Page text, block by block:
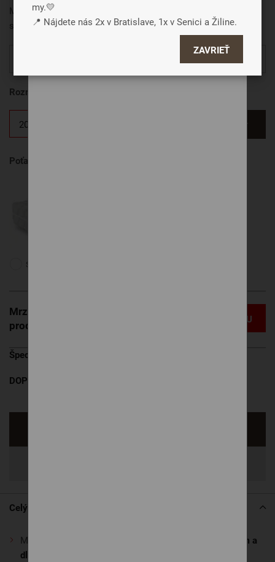
my.💛
📍 Nájdete nás 2x v Bratislave, 1x v Senici a Žiline.
ZAVRIEŤ
Matrac z dvoch pien rôznej tvrdosti na povrchu tvarovaný do
siedmich zón pre zvýšenie komfortu.
Rozmer matraca
Chcem vlastný rozmer
Poťah
SILK
Mrzí nás to, ale tento
produkt už nie je v ponuke.
MÁM OTÁZKU
Špecifikácia uvedenej ceny
DOPREDAJ posledný vystavený kus
Celý popis
Matrac sa vyznačuje
vysokým hygienickým štandardom a
dlhou životnosťou